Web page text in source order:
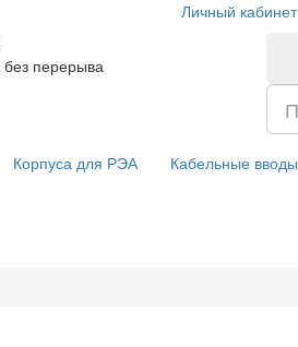
Личный кабинет
без перерыва
Корпуса для РЭА Кабельные вводы